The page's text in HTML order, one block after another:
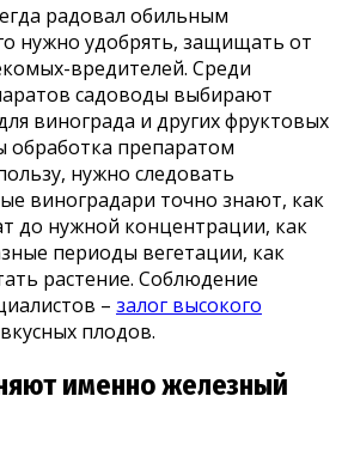
радовал обильным
нужно удобрять, защищать от
вредителей. Среди
садоводы выбирают
винограда и других фруктовых
обработка препаратом
нужно следовать
виноградари точно знают, как
до нужной концентрации, как
периоды вегетации, как
растение. Соблюдение
– залог высокого
плодов.
именно железный